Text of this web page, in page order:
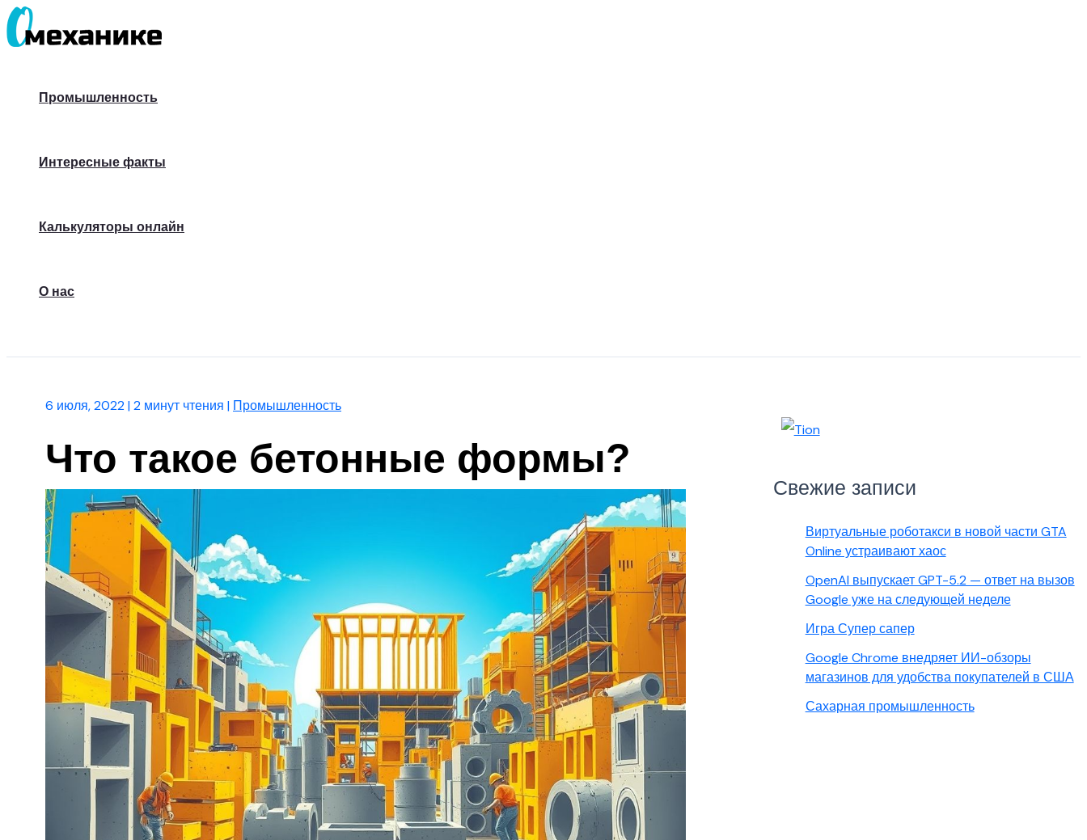
Перейти
к
Промышленность
Интересные факты
Калькуляторы онлайн
О нас
6 июля, 2022|2 минут чтения | Промышленность
Что такое бетонные формы?
Свежие записи
Виртуальные роботакси в новой части GTA
Online устраивают хаос
OpenAI выпускает GPT-5.2 — ответ на вызов
Google уже на следующей неделе
Игра Супер сапер
Google Chrome внедряет ИИ-обзоры
магазинов для удобства покупателей в США
Сахарная промышленность